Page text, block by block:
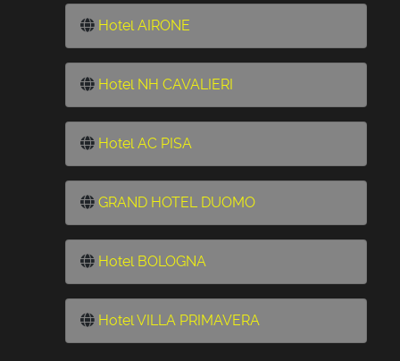
Hotel AIRONE
Hotel NH CAVALIERI
Hotel AC PISA
GRAND HOTEL DUOMO
Hotel BOLOGNA
Hotel VILLA PRIMAVERA